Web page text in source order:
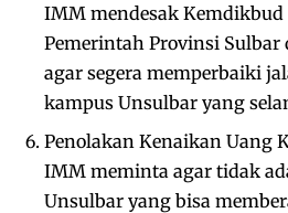
IMM mendesak
Pemerintah Provinsi Sulbar
agar segera memperbaiki
kampus Unsulbar yang
Penolakan Kenaikan Uang
IMM meminta agar tidak
Unsulbar yang bisa